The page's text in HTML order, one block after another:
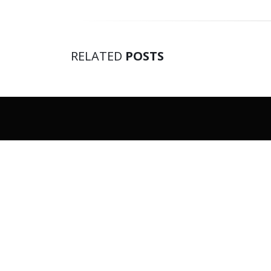
RELATED POSTS